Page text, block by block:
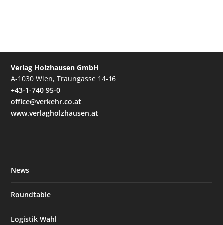
Verlag Holzhausen GmbH
A-1030 Wien, Traungasse 14-16
+43-1-740 95-0
office@verkehr.co.at
www.verlagholzhausen.at
News
Roundtable
Logistik Wahl